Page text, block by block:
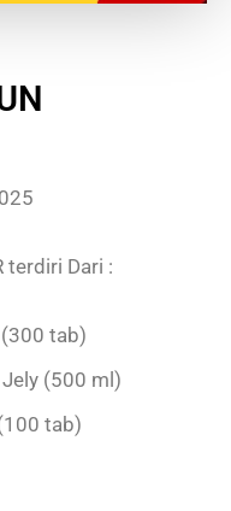
terdiri Dari :
tab)
(500 ml)
tab)